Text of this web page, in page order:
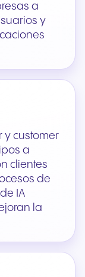
a
y
y customer
a
clientes
de
IA
la